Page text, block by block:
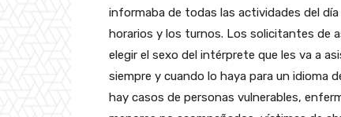
informaba de todas las actividades del día
horarios y los turnos. Los solicitantes de
elegir el sexo del intérprete que les va a
siempre y cuando lo haya para un idioma
hay casos de personas vulnerables,